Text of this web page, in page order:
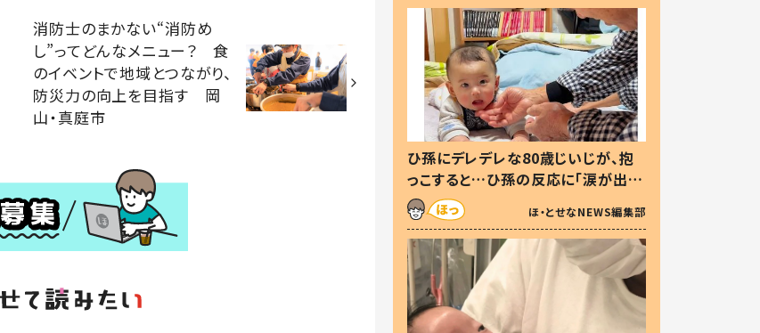
消防士のまかない“消防め
し”ってどんなメニュー？ 食
のイベントで地域とつながり、
防災力の向上を目指す 岡
山・真庭市
ひ孫にデレデレな80歳じいじが、抱
っこすると…ひ孫の反応に「涙が出ま
した」「可愛くて仕方ない」
ほ・とせなNEWS編集部